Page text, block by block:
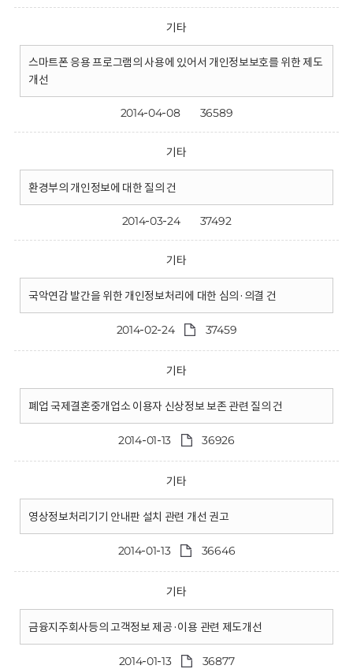
기타
스마트폰 응용 프로그램의 사용에 있어서 개인정보보호를 위한 제도
개선
2014-04-08 36589
기타
환경부의 개인정보에 대한 질의 건
2014-03-24 37492
기타
국악연감 발간을 위한 개인정보처리에 대한 심의·의결 건
2014-02-24 37459
기타
폐업 국제결혼중개업소 이용자 신상정보 보존 관련 질의 건
2014-01-13 36926
기타
영상정보처리기기 안내판 설치 관련 개선 권고
2014-01-13 36646
기타
금융지주회사등의 고객정보 제공·이용 관련 제도개선
2014-01-13 36877